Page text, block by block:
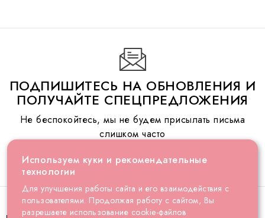
Используем куки и рекомендательные
технологии
Для улучшения работы сайта и его взаимодействия с
пользователями. Продолжая работу с сайтом, Вы
разрешаете использование cookie-файлов
ПОДПИШИТЕСЬ НА ОБНОВЛЕНИЯ И
ПОЛУЧАЙТЕ СПЕЦПРЕДЛОЖЕНИЯ
Не беспокойтесь, мы не будем присылать письма
слишком часто